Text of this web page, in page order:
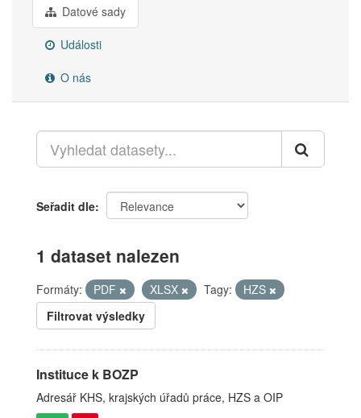
Datové sady
Události
O nás
Seřadit dle
1 dataset nalezen
Formáty: PDF XLSX Tagy:
HZS
Filtrovat výsledky
Instituce k BOZP
Adresář KHS, krajských úřadů práce, HZS a OIP